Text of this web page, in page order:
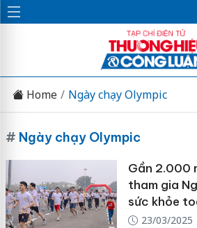
Home Ngày chạy Olympic
# Ngày chạy Olympic
Gần 2.000
tham gia
sức khỏe
23/03/2025